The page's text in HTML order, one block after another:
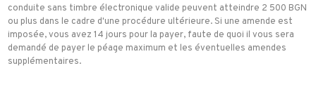
conduite sans timbre électronique valide peuvent atteindre 2 500 BGN
ou plus dans le cadre d'une procédure ultérieure. Si une amende est
imposée, vous avez 14 jours pour la payer, faute de quoi il vous sera
demandé de payer le péage maximum et les éventuelles amendes
supplémentaires.